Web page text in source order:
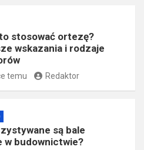
stosować ortezę?
wskazania i rodzaje
temu Redaktor
są bale
w budownictwie?